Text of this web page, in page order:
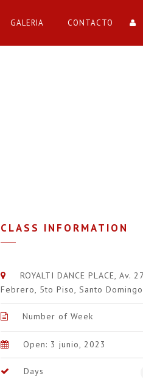
GALERIA CONTACTO
CLASS INFORMATION
ROYALTI DANCE PLACE, Av.
Febrero, 5to Piso, Santo Domingo
Number of Week
Open: 3 junio, 2023
Days